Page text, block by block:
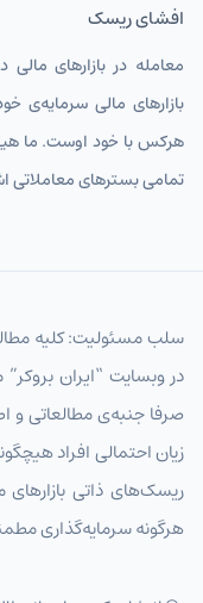
افشای ریسک
معامله در بازارهای
بازارهای مالی
هرکس با خود اوست. ما هیچ
تمامی بسترهای معاملاتی
سلب مسئولیت: کلیه
در وبسایت “ایران
صرفا جنبه‌ی مطالعاتی و
زیان احتمالی افراد
ریسک‌های ذاتی بازارهای
هرگونه سرمایه‌گذاری